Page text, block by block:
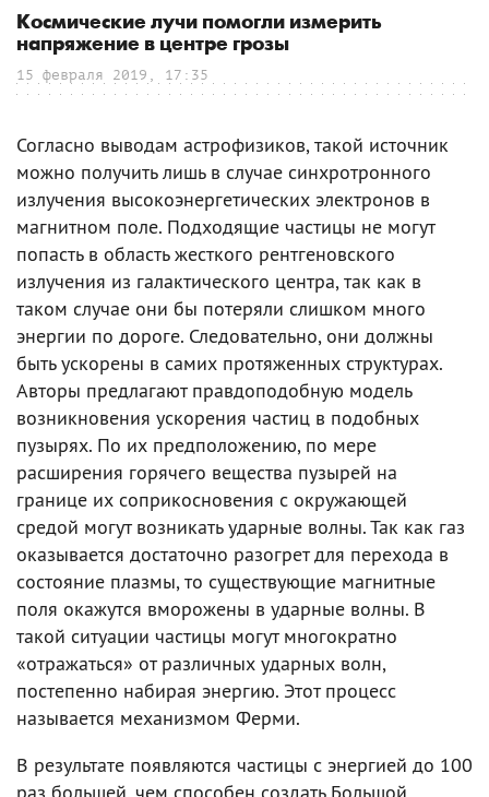
Космические лучи помогли измерить
напряжение в центре грозы
15 февраля 2019, 17:35
Согласно выводам астрофизиков, такой источник
можно получить лишь в случае синхротронного
излучения высокоэнергетических электронов в
магнитном поле. Подходящие частицы не могут
попасть в область жесткого рентгеновского
излучения из галактического центра, так как в
таком случае они бы потеряли слишком много
энергии по дороге. Следовательно, они должны
быть ускорены в самих протяженных структурах.
Авторы предлагают правдоподобную модель
возникновения ускорения частиц в подобных
пузырях. По их предположению, по мере
расширения горячего вещества пузырей на
границе их соприкосновения с окружающей
средой могут возникать ударные волны. Так как газ
оказывается достаточно разогрет для перехода в
состояние плазмы, то существующие магнитные
поля окажутся вморожены в ударные волны. В
такой ситуации частицы могут многократно
«отражаться» от различных ударных волн,
постепенно набирая энергию. Этот процесс
называется механизмом Ферми.
В результате появляются частицы с энергией до 100
раз большей, чем способен создать Большой